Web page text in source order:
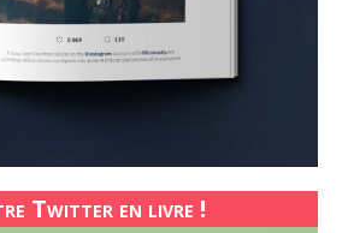
Twitter en livre !